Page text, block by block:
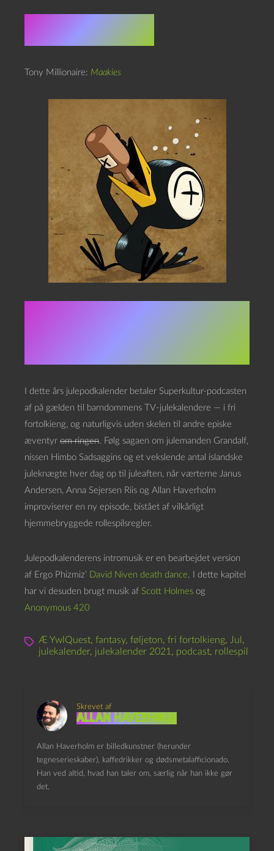
De løse links
Tony Millionaire: Maakies
I dette års julepodkalender betaler Superkultur-podcasten
af på gælden til barndommens TV-julekalendere — i fri
fortolkieng, og naturligvis uden skelen til andre episke
æventyr om ringen. Følg sagaen om julemanden Grandalf,
nissen Himbo Sadsaggins og et vekslende antal islandske
juleknægte hver dag op til juleaften, når værterne Janus
Andersen, Anna Sejersen Riis og Allan Haverholm
improviserer en ny episode, bistået af vilkårligt
hjemmebryggede rollespilsregler.
Julepodkalenderens intromusik er en bearbejdet version
af Ergo Phizmiz’ David Niven death dance. I dette kapitel
har vi desuden brugt musik af Scott Holmes og
Anonymous 420
Æ YwlQuest, fantasy, føljeton, fri fortolkieng, Jul ,
julekalender, julekalender 2021 , podcast, rollespil
Skrevet af
Allan Haverholm
Allan Haverholm er billedkunstner (herunder
tegneserieskaber), kaffedrikker og dødsmetalafficionado.
Han ved altid, hvad han taler om, særlig når han ikke gør
det.